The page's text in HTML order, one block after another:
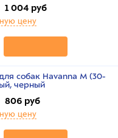
1 004 руб
цену
собак Havanna M (30-
черный
806 руб
цену